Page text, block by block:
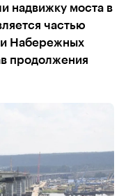
надвижку моста в
частью
Набережных
продолжения